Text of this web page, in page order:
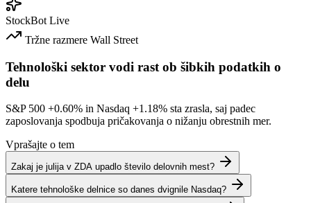
StockBot Live
Tržne razmere Wall Street
Tehnološki sektor vodi rast ob šibkih podatkih o
delu
S&P 500 +0.60% in Nasdaq +1.18% sta zrasla, saj padec
zaposlovanja spodbuja pričakovanja o nižanju obrestnih mer.
Vprašajte o tem
Zakaj je julija v ZDA upadlo število delovnih mest?
Katere tehnološke delnice so danes dvignile Nasdaq?